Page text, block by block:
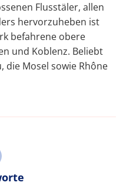
Flusstäler, allen
hervorzuheben ist
befahrene obere
und Koblenz. Beliebt
die Mosel sowie Rhône